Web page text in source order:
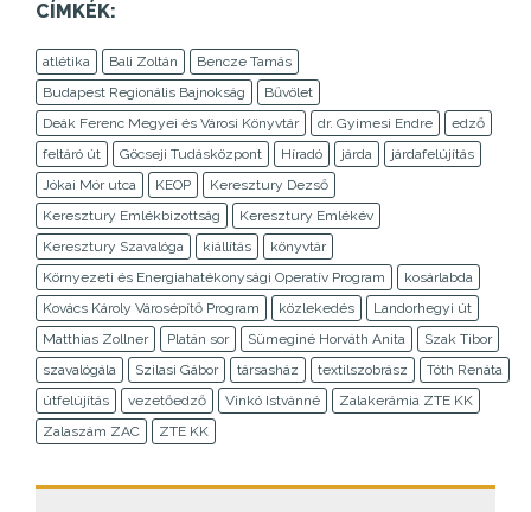
CÍMKÉK:
atlétika Bali Zoltán
Bencze Tamás
Budapest Regionális Bajnokság
Bűvölet
Deák Ferenc Megyei és Városi Könyvtár
dr. Gyimesi Endre
edző
feltáró út
Göcseji Tudásközpont Híradó járda
járdafelújítás
Jókai Mór utca
KEOP
Keresztury Dezső
Keresztury Emlékbizottság
Keresztury Emlékév
Keresztury Szavalóga
kiállítás
könyvtár
Környezeti és Energiahatékonysági Operatív Program
kosárlabda
Kovács Károly Városépítő Program
közlekedés
Landorhegyi út
Matthias Zollner
Platán sor Sümeginé Horváth Anita
Szak Tibor
szavalógála
Szilasi Gábor társasház textilszobrász
Tóth Renáta
útfelújítás
vezetőedző Vinkó Istvánné
Zalakerámia ZTE KK
Zalaszám ZAC
ZTE KK